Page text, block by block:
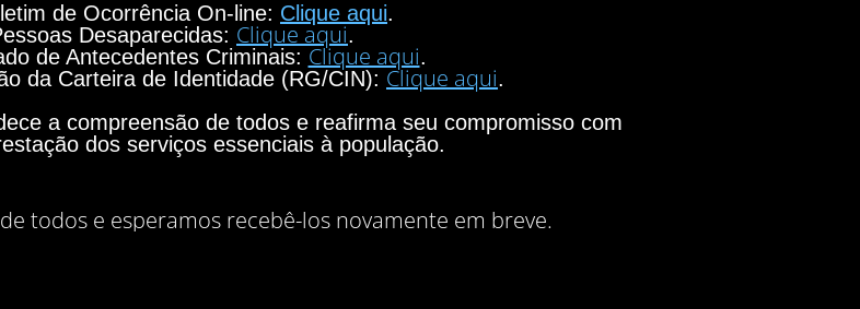
de Ocorrência On-line: Clique aqui.
Desaparecidas: Clique aqui.
de Antecedentes Criminais: Clique aqui.
da Carteira de Identidade (RG/CIN): Clique aqui.
a compreensão de todos e reafirma seu compromisso com
dos serviços essenciais à população.
todos e esperamos recebê-los novamente em breve.